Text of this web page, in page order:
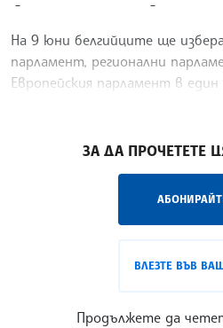
На 9 юни белгийците ще
парламент, регионални
Европейския парламент в
ЗА ДА ПРОЧЕТЕТЕ
ВЛЕЗТЕ ВЪВ
Продължете да